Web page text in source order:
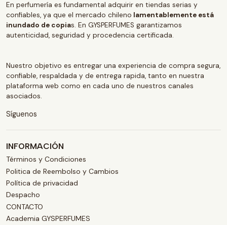
En perfumería es fundamental adquirir en tiendas serias y
confiables, ya que el mercado chileno lamentablemente está
inundado de copias. En GYSPERFUMES garantizamos
autenticidad, seguridad y procedencia certificada.
Nuestro objetivo es entregar una experiencia de compra segura,
confiable, respaldada y de entrega rapida, tanto en nuestra
plataforma web como en cada uno de nuestros canales
asociados.
Síguenos
INFORMACIÓN
Términos y Condiciones
Politica de Reembolso y Cambios
Política de privacidad
Despacho
CONTACTO
Academia GYSPERFUMES